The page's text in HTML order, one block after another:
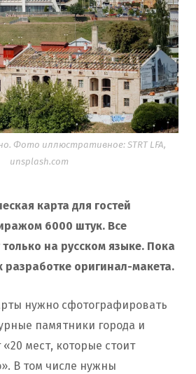
Фото иллюстративное: STRT LFA,
unsplash.com
карта для гостей
6000 штук. Все
на русском языке. Пока
разработке оригинал-макета.
нужно сфотографировать
памятники города и
«20 мест, которые стоит
В том числе нужны